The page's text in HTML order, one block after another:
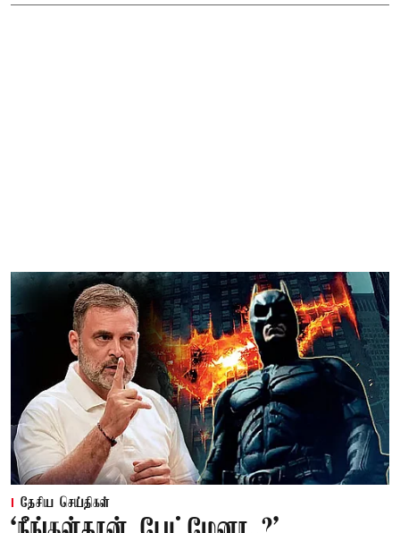
தேசிய செய்திகள்